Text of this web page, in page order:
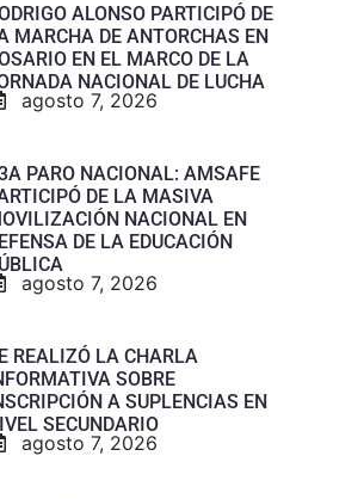
ALONSO PARTICIPÓ DE
MARCHA DE ANTORCHAS EN
EN EL MARCO DE LA
NACIONAL DE LUCHA
agosto 7, 2026
PARO NACIONAL: AMSAFE
DE LA MASIVA
NACIONAL EN
DE LA EDUCACIÓN
agosto 7, 2026
REALIZÓ LA CHARLA
SOBRE
A SUPLENCIAS EN
SECUNDARIO
agosto 7, 2026